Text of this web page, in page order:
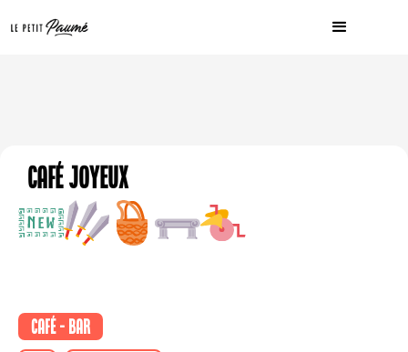
Café Joyeux
Café - Bar